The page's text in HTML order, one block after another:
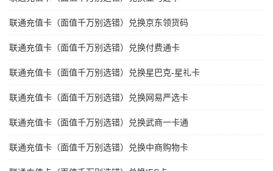
联通充值卡（面值千万别选错）兑换京东领货码
联通充值卡（面值千万别选错）兑换付费通卡
联通充值卡（面值千万别选错）兑换星巴克-星礼卡
联通充值卡（面值千万别选错）兑换网易严选卡
联通充值卡（面值千万别选错）兑换武商一卡通
联通充值卡（面值千万别选错）兑换中商购物卡